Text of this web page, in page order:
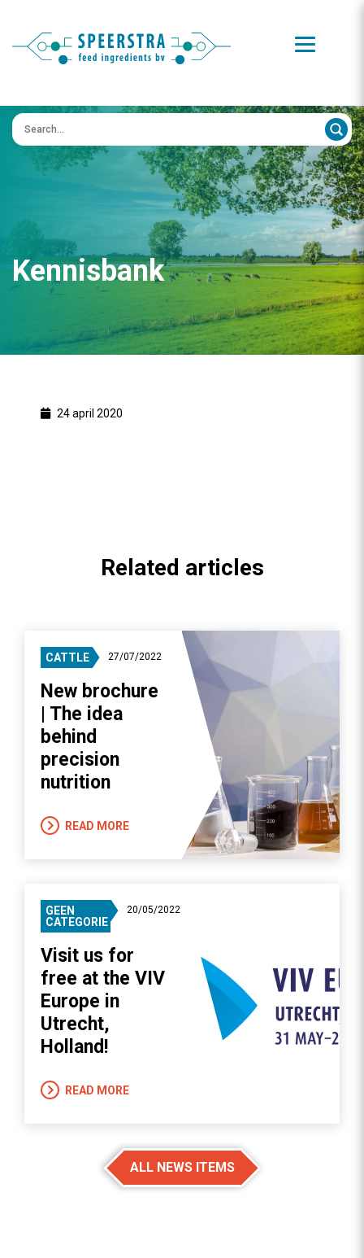
Zoeken op:
Kennisbank
24 april 2020
Related articles
CATTLE 27/07/2022
New brochure
| The idea
behind
precision
nutrition
READ MORE
GEEN
CATEGORIE
20/05/2022
Visit us for
free at the VIV
Europe in
Utrecht,
Holland!
READ MORE
ALL NEWS ITEMS